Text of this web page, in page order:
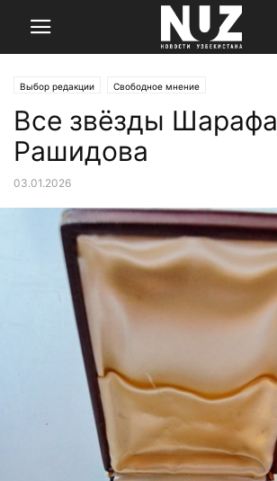
Выбор редакции Свободное мнение
Все звёзды Шарафа
Рашидова
03.01.2026